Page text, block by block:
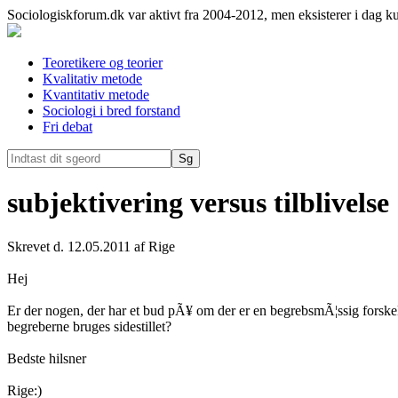
Sociologiskforum.dk var aktivt fra 2004-2012, men eksisterer i dag
Teoretikere og teorier
Kvalitativ metode
Kvantitativ metode
Sociologi i bred forstand
Fri debat
subjektivering versus tilblivelse
Skrevet d. 12.05.2011 af Rige
Hej
Er der nogen, der har et bud pÃ¥ om der er en begrebsmÃ¦ssig
begreberne bruges sidestillet?
Bedste hilsner
Rige:)